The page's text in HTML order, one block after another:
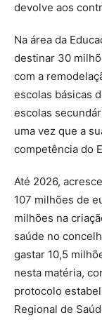
devolve aos
Na área da
destinar 30
com a
escolas básicas
escolas
uma vez que a
competência do
Até 2026,
107 milhões de
milhões na
saúde no
gastar 10,5
nesta matéria,
protocolo
Regional de